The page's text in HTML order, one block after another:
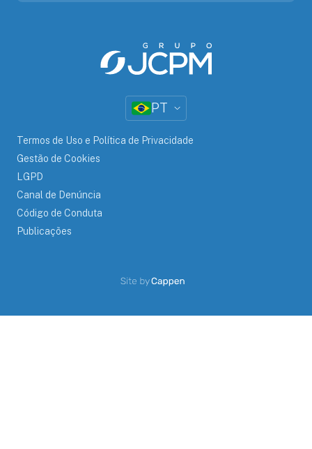
PT
Termos de Uso e Política de Privacidade
Gestão de Cookies
LGPD
Canal de Denúncia
Código de Conduta
Publicações